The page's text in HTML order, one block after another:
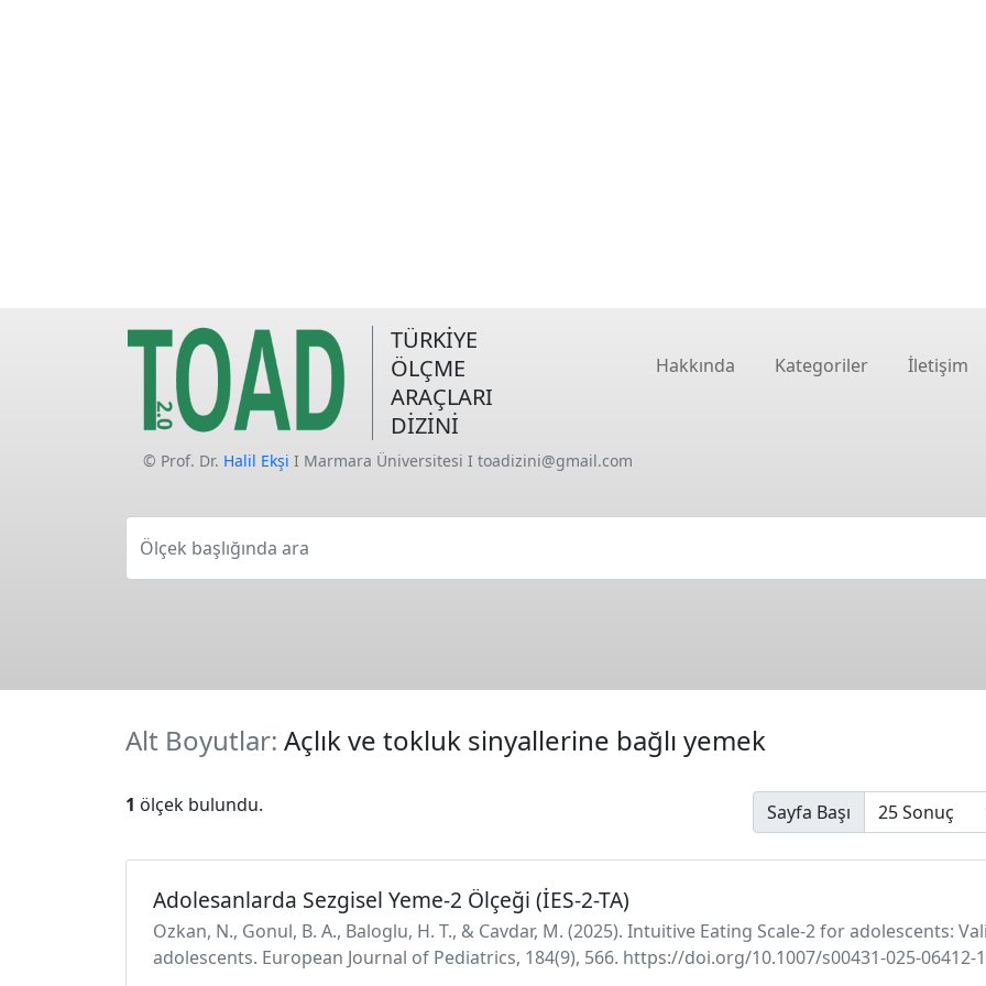
TÜRKİYE
ÖLÇME
ARAÇLARI
DİZİNİ
Hakkında Kategoriler İletişim
© Prof. Dr. Halil Ekşi I Marmara Üniversitesi I toadizini@gmail.com
Ölçek başlığında ara
Alt Boyutlar: Açlık ve tokluk sinyallerine bağlı yemek
1 ölçek bulundu. Sayfa Başı
Adolesanlarda Sezgisel Yeme-2 Ölçeği (İES-2-TA)
Ozkan, N., Gonul, B. A., Baloglu, H. T., & Cavdar, M. (2025). Intuitive Eating Scale-2 for adolescents:
adolescents. European Journal of Pediatrics, 184(9), 566. https://doi.org/10.1007/s00431-025-06412-1